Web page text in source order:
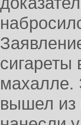
махалле.
вышел из